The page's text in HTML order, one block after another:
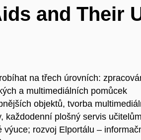
and Their
na třech úrovních:
a multimediálních pomůcek
objektů, tvorba
každodenní plošný servis učitelům
rozvoj Elportálu –